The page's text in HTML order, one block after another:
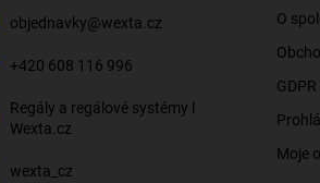
objednavky@wexta.cz
+420 608 116 996
Regály a regálové systémy l
Wexta.cz
wexta_cz
O
Moje